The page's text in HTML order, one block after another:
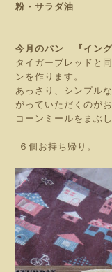
粉・サラダ油
今月のパン 『イング
タイガーブレッドと
ンを作ります。
あっさり、シンプル
がっていただくのが
コーンミールをまぶ
６ 個お持ち帰り。